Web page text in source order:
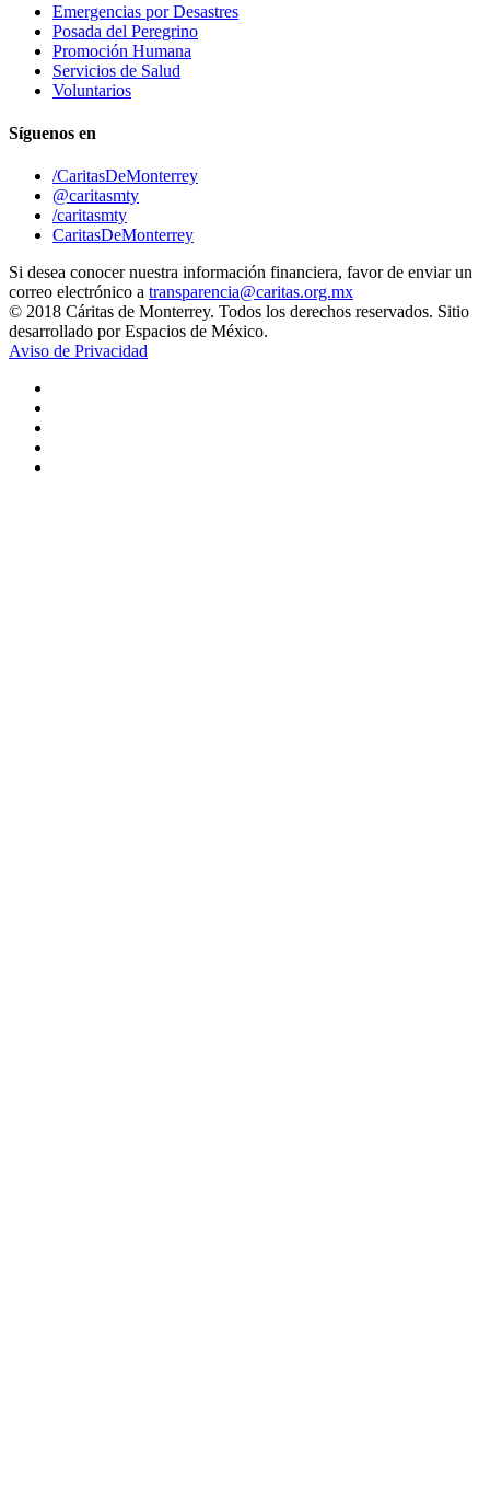
Emergencias por Desastres
Posada del Peregrino
Promoción Humana
Servicios de Salud
Voluntarios
Síguenos en
/CaritasDeMonterrey
@caritasmty
/caritasmty
CaritasDeMonterrey
Si desea conocer nuestra información financiera, favor de enviar un
correo electrónico a transparencia@caritas.org.mx
© 2018 Cáritas de Monterrey. Todos los derechos reservados. Sitio
desarrollado por Espacios de México.
Aviso de Privacidad